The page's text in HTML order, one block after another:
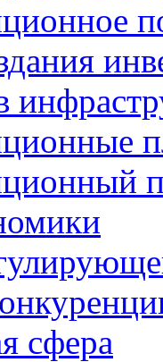
сфера